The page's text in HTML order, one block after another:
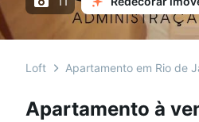
Loft Apartamento em Rio de
Apartamento à